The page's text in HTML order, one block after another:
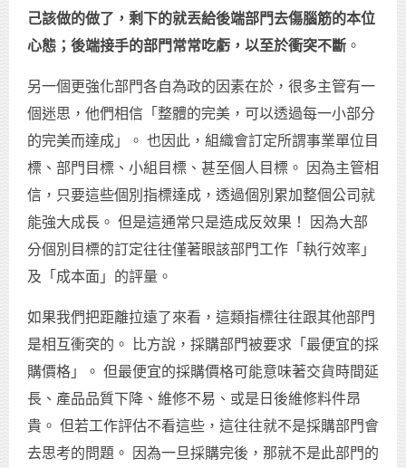
己該做的做了，剩下的就丟給後端部門去傷腦筋的本位
心態；後端接手的部門常常吃虧，以至於衝突不斷 。
另一個更強化部門各自為政的因素在於，很多主管有一
個迷思，他們相信「整體的完美，可以透過每一小部分
的完美而達成」。 也因此，組織會訂定所謂事業單位目
標、部門目標、小組目標、甚至個人目標。 因為主管相
信，只要這些個別指標達成，透過個別累加整個公司就
能強大成長。 但是這通常只是造成反效果！ 因為大部
分個別目標的訂定往往僅著眼該部門工作「執行效率」
及「成本面」的評量。
如果我們把距離拉遠了來看，這類指標往往跟其他部門
是相互衝突的。 比方說，採購部門被要求「最便宜的採
購價格」。 但最便宜的採購價格可能意味著交貨時間延
長、產品品質下降、維修不易、或是日後維修料件昂
貴。 但若工作評估不看這些，這往往就不是採購部門會
去思考的問題。 因為一旦採購完後，那就不是此部門的